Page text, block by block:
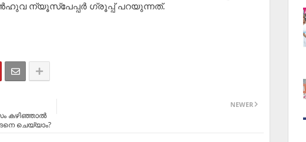
ന്യൂസ്പേപ്പർ ഗ്രൂപ്പ് പറയുന്നത്.
NEWER
കഴിഞ്ഞാൽ
ചെയ്യാം?